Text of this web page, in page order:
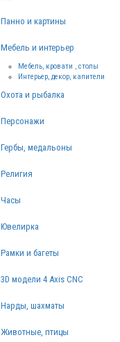
Панно и картины
Мебель и интерьер
Мебель, кровати , столы
Интерьер, декор, капители
Охота и рыбалка
Персонажи
Гербы, медальоны
Религия
Часы
Ювелирка
Рамки и багеты
3D модели 4 Axis CNC
Нарды, шахматы
Животные, птицы